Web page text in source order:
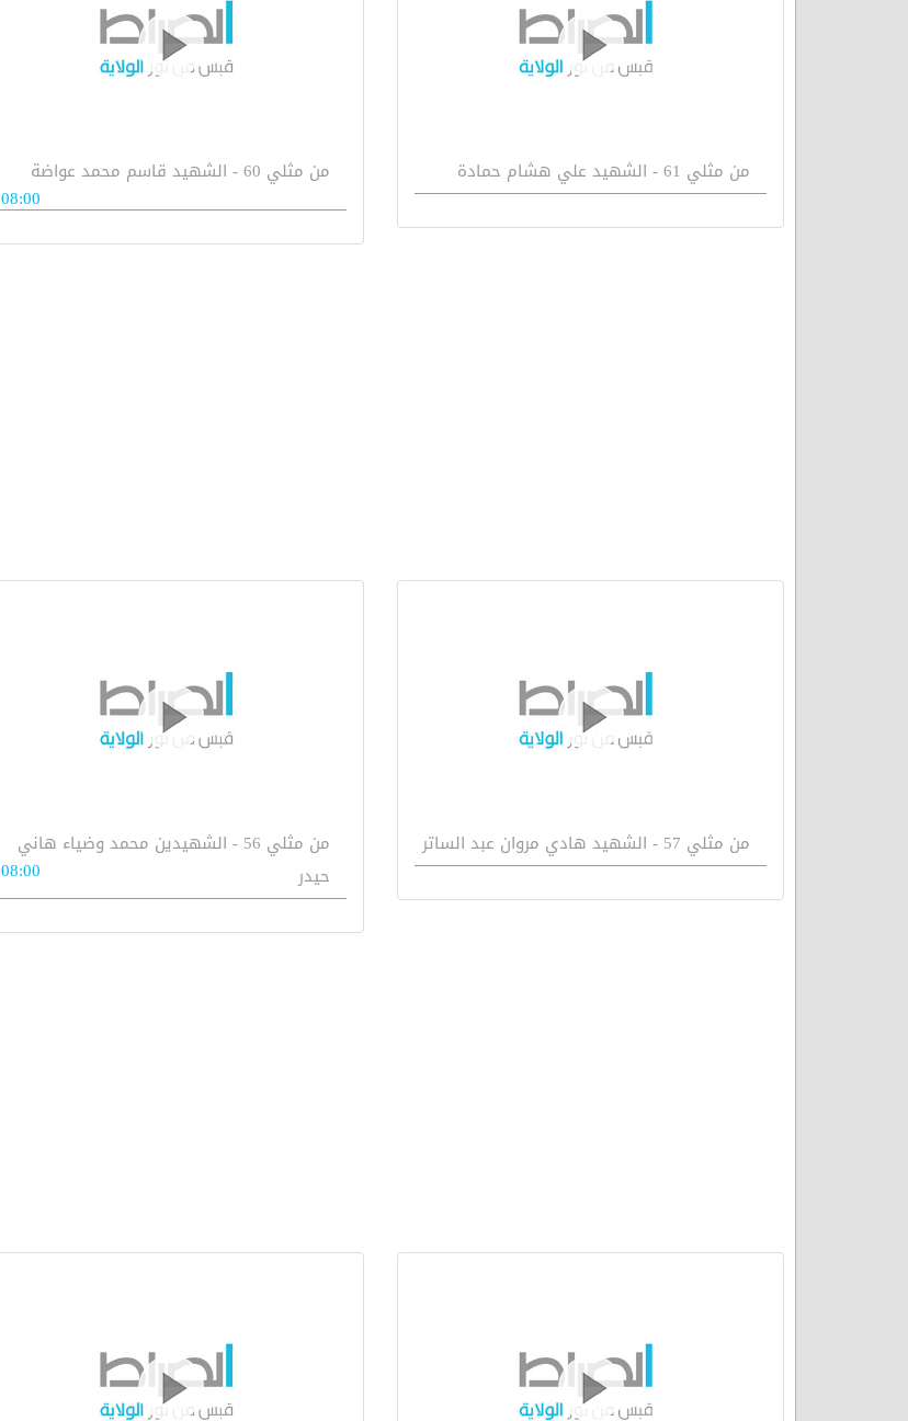
من مثلي 61 - الشهيد علي هشام حمادة
من مثلي 60 - الشهيد قاسم محمد عواضة
08:00
من مثلي 57 - الشهيد هادي مروان عبد الساتر
من مثلي 56 - الشهيدين محمد وضياء هاني
حيدر
08:00